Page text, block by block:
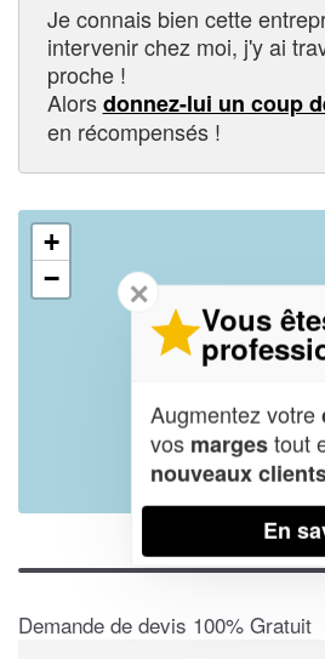
Je connais bien cette
intervenir chez moi, j'y ai
proche !
Alorsdonnez-lui un coup
en récompensés !
+
−
Leaflet| Map data ©
Demande de devis 100% Gratuit
✕
Vous
Augmentez votre
vos margestout
nouveaux
En